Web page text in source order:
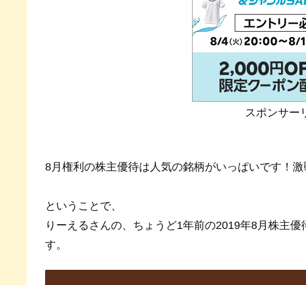
スポンサー
8月権利の株主優待は人気の銘柄がいっぱいです！
ということで、
りーえるさんの、ちょうど1年前の2019年8月株主
す。